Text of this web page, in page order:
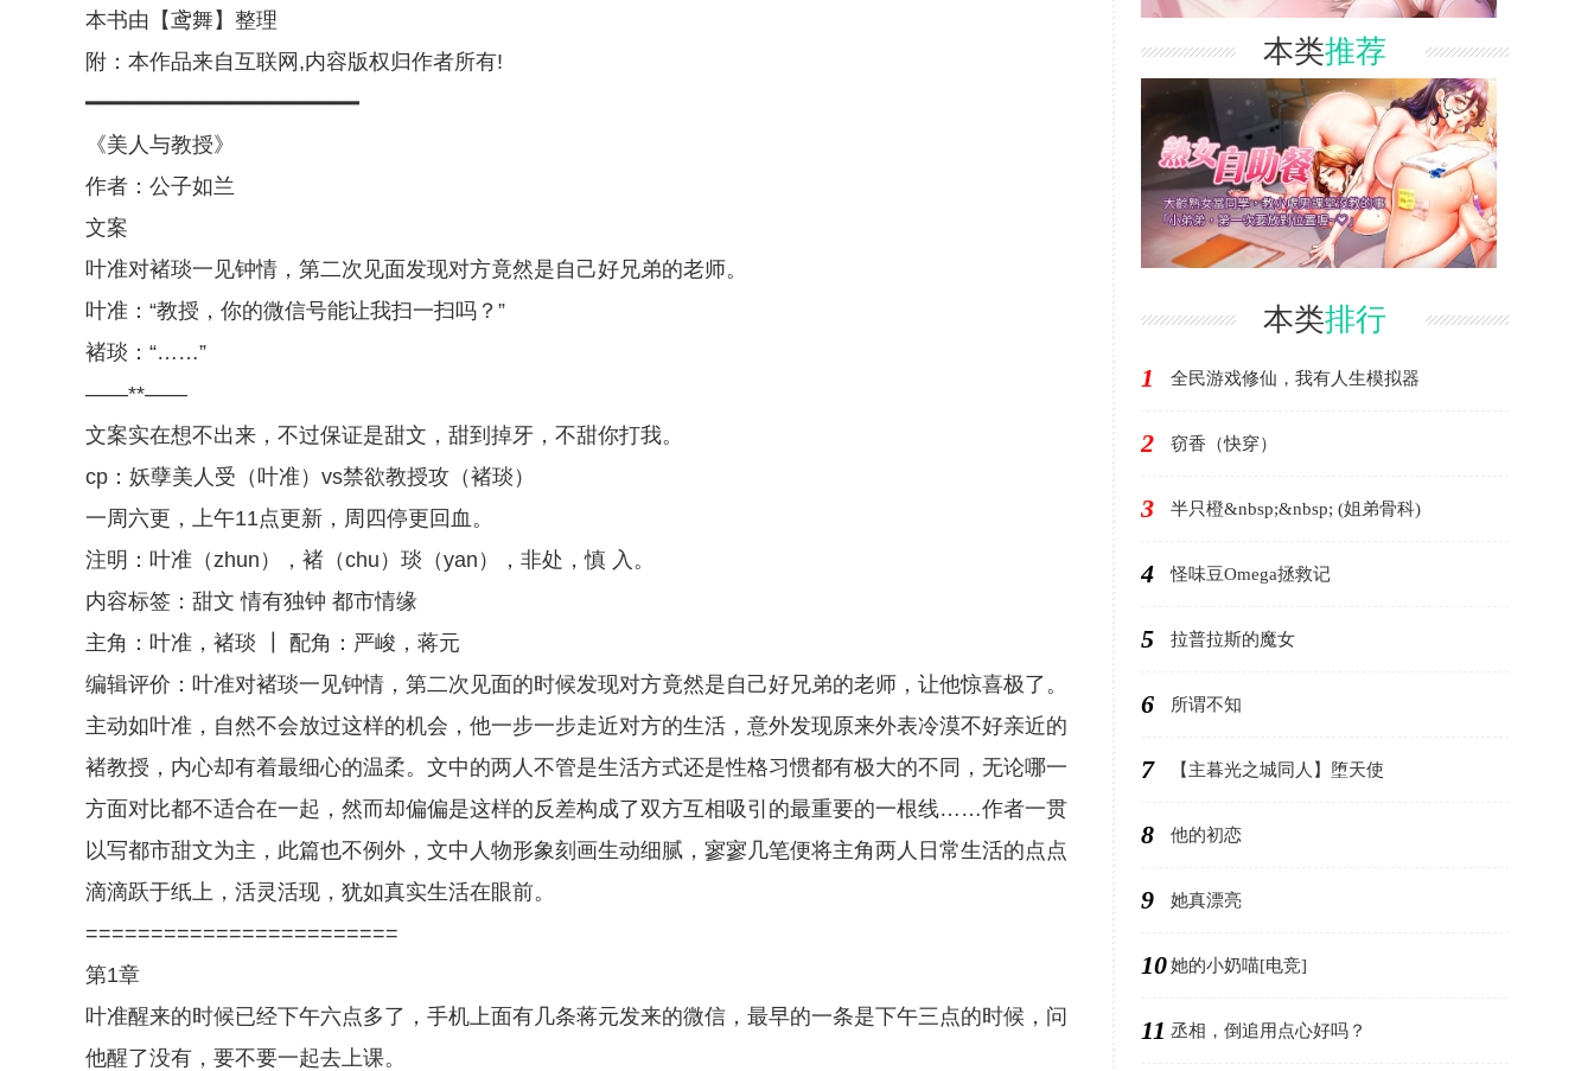
本书由【鸢舞】整理
附：本作品来自互联网,内容版权归作者所有!
━━━━━━━━━━━━━━━━━━━━━
《美人与教授》
作者：公子如兰
文案
叶准对褚琰一见钟情，第二次见面发现对方竟然是自己好兄弟的老师。
叶准：“教授，你的微信号能让我扫一扫吗？”
褚琰：“……”
——**——
文案实在想不出来，不过保证是甜文，甜到掉牙，不甜你打我。
cp：妖孽美人受（叶准）vs禁欲教授攻（褚琰）
一周六更，上午11点更新，周四停更回血。
注明：叶准（zhun），褚（chu）琰（yan），非处，慎 入。
内容标签：甜文 情有独钟 都市情缘
主角：叶准，褚琰 ┃ 配角：严峻，蒋元
编辑评价：叶准对褚琰一见钟情，第二次见面的时候发现对方竟然是自己好兄弟的老师，让他惊喜极了。
主动如叶准，自然不会放过这样的机会，他一步一步走近对方的生活，意外发现原来外表冷漠不好亲近的
褚教授，内心却有着最细心的温柔。文中的两人不管是生活方式还是性格习惯都有极大的不同，无论哪一
方面对比都不适合在一起，然而却偏偏是这样的反差构成了双方互相吸引的最重要的一根线……作者一贯
以写都市甜文为主，此篇也不例外，文中人物形象刻画生动细腻，寥寥几笔便将主角两人日常生活的点点
滴滴跃于纸上，活灵活现，犹如真实生活在眼前。
========================
第1章
叶准醒来的时候已经下午六点多了，手机上面有几条蒋元发来的微信，最早的一条是下午三点的时候，问
他醒了没有，要不要一起去上课。
本类推荐
本类排行
1 全民游戏修仙，我有人生模拟器
2 窃香（快穿）
3 半只橙&nbsp;&nbsp; (姐弟骨科)
4 怪味豆Omega拯救记
5 拉普拉斯的魔女
6 所谓不知
7 【主暮光之城同人】堕天使
8 他的初恋
9 她真漂亮
10她的小奶喵[电竞]
11 丞相，倒追用点心好吗？